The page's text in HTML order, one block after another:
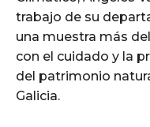
trabajo de su
una muestra más
con el cuidado y la
del patrimonio
Galicia.